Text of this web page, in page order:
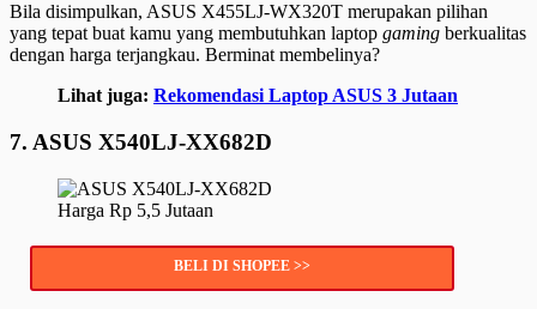
Bila disimpulkan, ASUS X455LJ-WX320T merupakan pilihan
yang tepat buat kamu yang membutuhkan laptop gaming berkualitas
dengan harga terjangkau. Berminat membelinya?
Lihat juga: Rekomendasi Laptop ASUS 3 Jutaan
7. ASUS X540LJ-XX682D
Harga Rp 5,5 Jutaan
BELI DI SHOPEE >>